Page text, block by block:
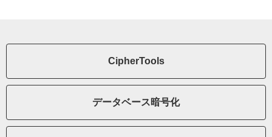
CipherTools
データベース暗号化